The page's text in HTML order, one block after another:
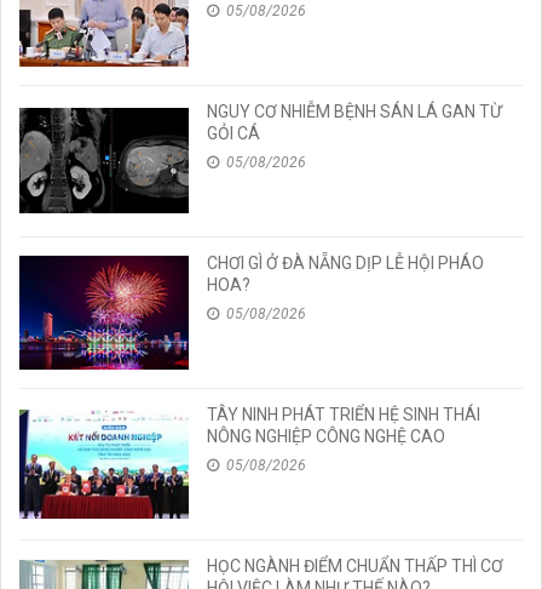
05/08/2026
NGUY CƠ NHIỄM BỆNH SÁN LÁ GAN TỪ
GỎI CÁ
05/08/2026
CHƠI GÌ Ở ĐÀ NẴNG DỊP LỄ HỘI PHÁO
HOA?
05/08/2026
TÂY NINH PHÁT TRIỂN HỆ SINH THÁI
NÔNG NGHIỆP CÔNG NGHỆ CAO
05/08/2026
HỌC NGÀNH ĐIỂM CHUẨN THẤP THÌ CƠ